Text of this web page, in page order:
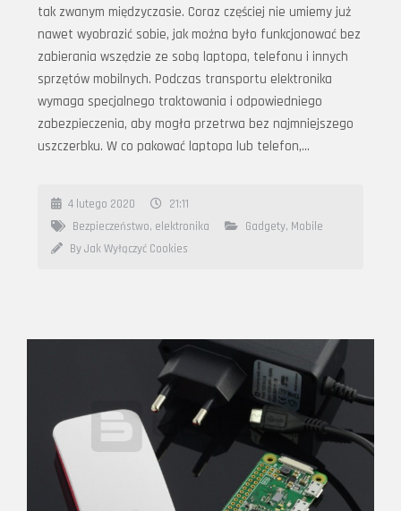
tak zwanym międzyczasie. Coraz częściej nie umiemy już
nawet wyobrazić sobie, jak można było funkcjonować bez
zabierania wszędzie ze sobą laptopa, telefonu i innych
sprzętów mobilnych. Podczas transportu elektronika
wymaga specjalnego traktowania i odpowiedniego
zabezpieczenia, aby mogła przetrwa bez najmniejszego
uszczerbku. W co pakować laptopa lub telefon,…
4 lutego 2020
21:11
Bezpieczeństwo, elektronika Gadgety, Mobile
By Jak Wyłączyć Cookies